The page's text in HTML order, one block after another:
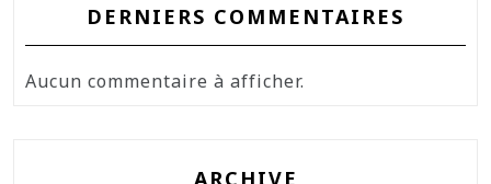
DERNIERS COMMENTAIRES
Aucun commentaire à afficher.
ARCHIVE